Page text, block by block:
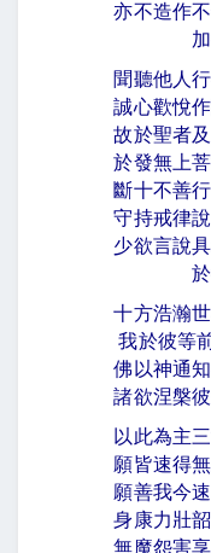
亦不造作
聞聽他人
誠心歡悅
故於聖者
於發無上
斷十不善
守持戒律
少欲言說
十方浩瀚
我於彼等
佛以神通
諸欲涅槃
以此為主
願皆速得
願善我今
身康力壯
無魔怨害